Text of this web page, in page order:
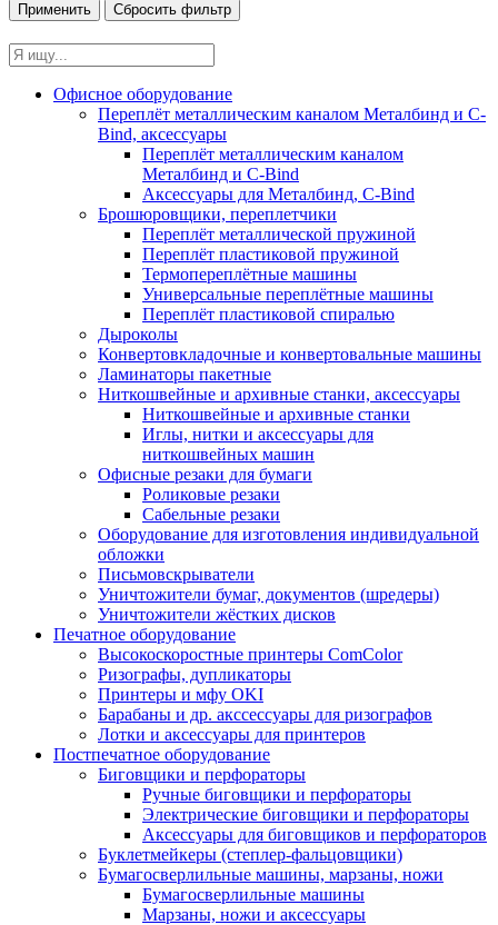
Офисное оборудование
Переплёт металлическим каналом Металбинд и C-
Bind, аксессуары
Переплёт металлическим каналом
Металбинд и C-Bind
Аксессуары для Металбинд, C-Bind
Брошюровщики, переплетчики
Переплёт металлической пружиной
Переплёт пластиковой пружиной
Термопереплётные машины
Универсальные переплётные машины
Переплёт пластиковой спиралью
Дыроколы
Конвертовкладочные и конвертовальные машины
Ламинаторы пакетные
Ниткошвейные и архивные станки, аксессуары
Ниткошвейные и архивные станки
Иглы, нитки и аксессуары для
ниткошвейных машин
Офисные резаки для бумаги
Роликовые резаки
Сабельные резаки
Оборудование для изготовления индивидуальной
обложки
Письмовскрыватели
Уничтожители бумаг, документов (шредеры)
Уничтожители жёстких дисков
Печатное оборудование
Высокоскоростные принтеры ComColor
Ризографы, дупликаторы
Принтеры и мфу OKI
Барабаны и др. акссессуары для ризографов
Лотки и аксессуары для принтеров
Постпечатное оборудование
Биговщики и перфораторы
Ручные биговщики и перфораторы
Электрические биговщики и перфораторы
Аксессуары для биговщиков и перфораторов
Буклетмейкеры (степлер-фальцовщики)
Бумагосверлильные машины, марзаны, ножи
Бумагосверлильные машины
Марзаны, ножи и аксессуары